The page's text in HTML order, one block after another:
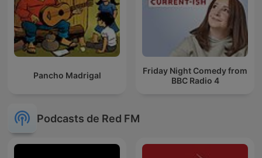
Pancho Madrigal
Friday Night Comedy from
BBC Radio 4
Podcasts de Red FM